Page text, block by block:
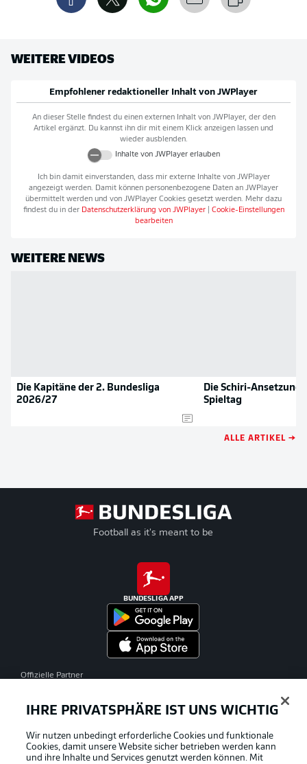
WEITERE VIDEOS
Empfohlener redaktioneller Inhalt von JWPlayer
An dieser Stelle findest du einen externen Inhalt von JWPlayer, der den
Artikel ergänzt. Du kannst ihn dir mit einem Klick anzeigen lassen und
wieder ausblenden.
Inhalte von JWPlayererlauben
Ich bin damit einverstanden, dass mir externe Inhalte von JWPlayer
angezeigt werden. Damit können personenbezogene Daten an JWPlayer
übermittelt werden und von JWPlayer Cookies gesetzt werden. Mehr dazu
findest du in der Datenschutzerklärung von JWPlayer| Cookie-Einstellungen
bearbeiten
WEITERE NEWS
Die Kapitäne der 2. Bundesliga
2026/27
Die Schiri-
Spieltag
ALLE ARTIKEL →
Football as it's meant to be
BUNDESLIGA APP
Offizielle Partner
IHRE PRIVATSPHÄRE IST UNS WICHTIG
Wir nutzen unbedingt erforderliche Cookies und funktionale
Cookies, damit unsere Website sicher betrieben werden kann
und ihre Inhalte und Services genutzt werden können. Mit